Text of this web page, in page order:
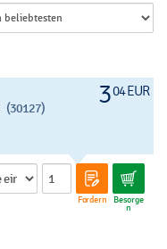
304 EUR
(30127)
Fordern Besorge
n